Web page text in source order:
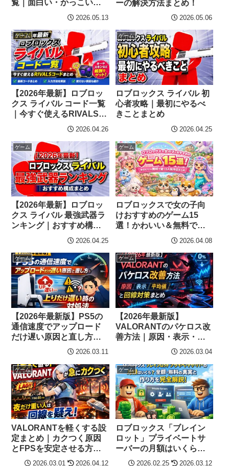
覧｜面白い・かっこい
い・ボカロまとめ！
2026.05.13
ーの解決方法まとめ！
2026.05.06
ゲーム
【2026年最新】ロブロッ
クス ライバル コード一覧
｜今すぐ使えるRIVALSコ
2026.04.26
ゲーム
ロブロックス ライバル 初
心者攻略｜最初にやるべ
きことまとめ
2026.04.25
ゲーム
【2026年最新】ロブロッ
クス ライバル 最強武器ラ
ンキング｜おすすめ構成
2026.04.25
ゲーム
ロブロックスで女の子向
けおすすめのゲーム15
選！かわいい＆無料で遊
べる人気作品まとめ
2026.04.08
ゲーム
【2026年最新版】PS5の
通信速度でアップロード
だけ遅い原因と直し方｜
上りだけ遅い時の対処
2026.03.11
ゲーム
【2026年最新版】
VALORANTのパケロス改
善方法｜原因・表示・平
均値と回線対策まとめ
2026.03.04
ゲーム
VALORANTを軽くする設
定まとめ｜カクつく原因
とFPSを安定させる方
法！
2026.03.01 2026.04.12
ゲーム
ロブロックス「ブレイン
ロット」プライベートサ
ーバーの月額はいくら？
料金・無料の可否・作り
2026.02.25 2026.03.12